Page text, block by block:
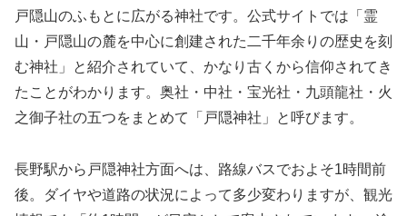
戸隠山のふもとに広がる神社です。公式サイトでは「霊
山・戸隠山の麓を中心に創建された二千年余りの歴史を刻
む神社」と紹介されていて、かなり古くから信仰されてき
たことがわかります。奥社・中社・宝光社・九頭龍社・火
之御子社の五つをまとめて「戸隠神社」と呼びます。
長野駅から戸隠神社方面へは、路線バスでおよそ1時間前
後。ダイヤや道路の状況によって多少変わりますが、観光